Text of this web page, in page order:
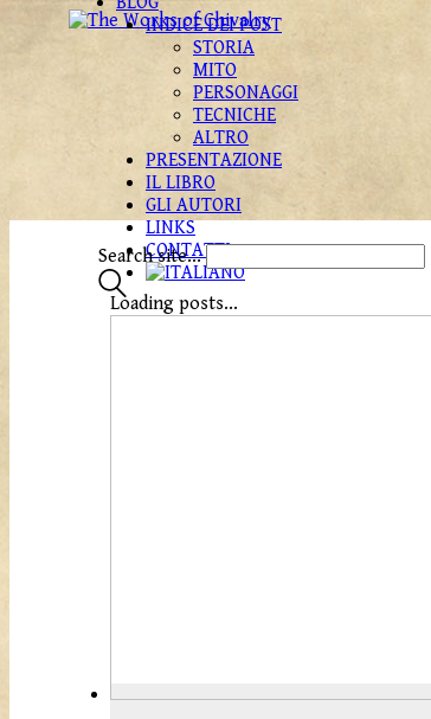
INDICE DEI POST
STORIA
MITO
PERSONAGGI
TECNICHE
ALTRO
PRESENTAZIONE
IL LIBRO
GLI AUTORI
LINKS
CONTATTI
Search site...
Loading posts...